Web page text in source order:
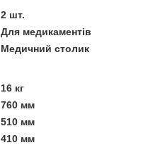
2 шт.
Для медикаментів
Медичний столик
16 кг
760 мм
510 мм
410 мм